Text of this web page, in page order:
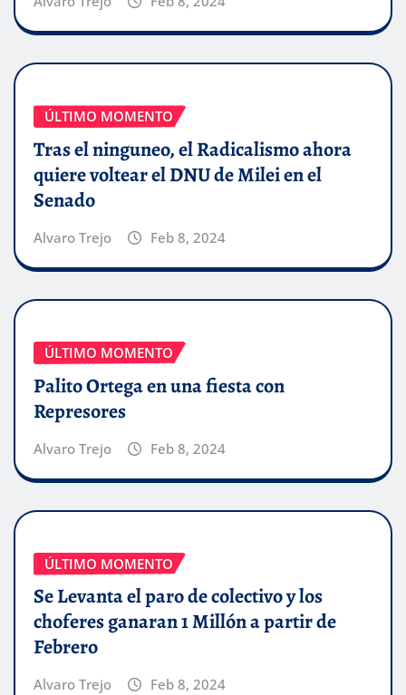
ÚLTIMO MOMENTO
Tras el ninguneo, el Radicalismo ahora
quiere voltear el DNU de Milei en el
Senado
Alvaro Trejo Feb 8, 2024
ÚLTIMO MOMENTO
Palito Ortega en una fiesta con
Represores
Alvaro Trejo Feb 8, 2024
ÚLTIMO MOMENTO
Se Levanta el paro de colectivo y los
choferes ganaran 1 Millón a partir de
Febrero
Alvaro Trejo Feb 8, 2024